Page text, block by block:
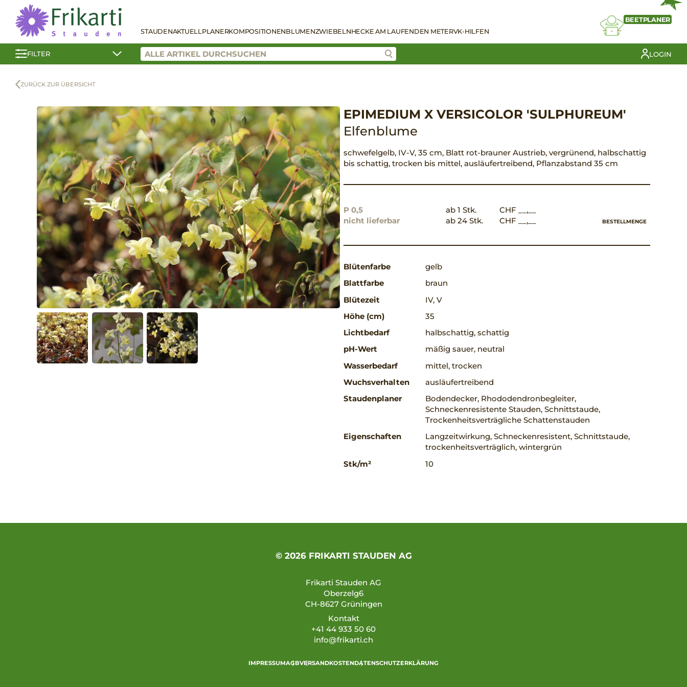
STAUDENAKTUELLPLANERKOMPOSITIONENBLUMENZWIEBELNHECKE AM LAUFENDEN METERVK-HILFEN
NEU
BEETPLANER
FILTER LOGIN
ZURÜCK ZUR ÜBERSICHT
EPIMEDIUM X VERSICOLOR 'SULPHUREUM'
Elfenblume
schwefelgelb, IV-V, 35 cm, Blatt rot-brauner Austrieb, vergrünend, halbschattig
bis schattig, trocken bis mittel, ausläufertreibend, Pflanzabstand 35 cm
P 0,5
nicht lieferbar
ab 1 Stk.
CHF __,__
ab 24 Stk.
CHF __,__ BESTELLMENGE
Blütenfarbe
gelb
Blattfarbe
braun
Blütezeit
IV, V
Höhe (cm)
35
Lichtbedarf
halbschattig, schattig
pH-Wert
mäßig sauer, neutral
Wasserbedarf
mittel, trocken
Wuchsverhalten
ausläufertreibend
Staudenplaner
Bodendecker, Rhododendronbegleiter,
Schneckenresistente Stauden, Schnittstaude,
Trockenheitsverträgliche Schattenstauden
Eigenschaften
Langzeitwirkung, Schneckenresistent, Schnittstaude,
trockenheitsverträglich, wintergrün
Stk/m²
10
© 2026 FRIKARTI STAUDEN AG
Frikarti Stauden AG
Oberzelg6
CH-8627 Grüningen
Kontakt
+41 44 933 50 60
info@frikarti.ch
IMPRESSUMAGBVERSANDKOSTENDATENSCHUTZERKLÄRUNG